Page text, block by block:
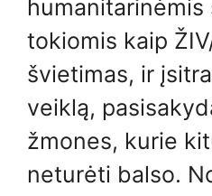
humanitarinėmis
tokiomis kaip
švietimas, ir
veiklą,
žmones, kurie
neturėti balso.